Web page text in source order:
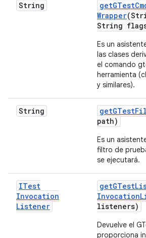
String getGTest
Wrapper
String
Es un
las clases
el comando
herramienta
y similares).
String getGTest
path)
Es un
filtro de
se ejecutará.
ITest
Invocation
Listener
getGTest
Invocation
listeners)
Devuelve el
proporciona